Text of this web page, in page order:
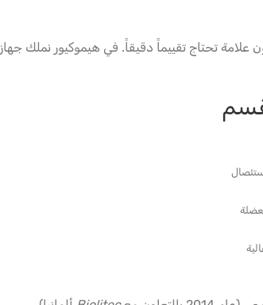
علامة تحتاج تقييماً دقيقاً. في هيموكيور نملك جهاز